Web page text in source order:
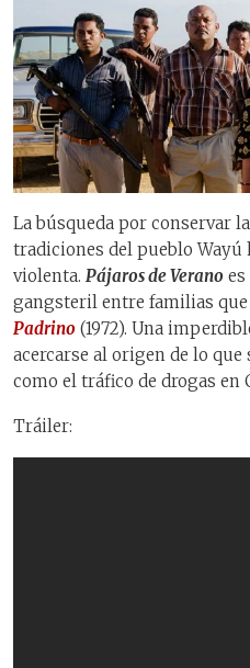
La búsqueda por conservar
tradiciones del pueblo Wayú
violenta. Pájaros de Verano
gangsteril entre familias que
Padrino (1972). Una
acercarse al origen de lo que
como el tráfico de drogas en
Tráiler: